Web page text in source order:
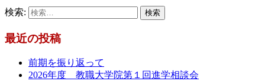
検索:
最近の投稿
前期を振り返って
2026年度 教職大学院第１回進学相談会